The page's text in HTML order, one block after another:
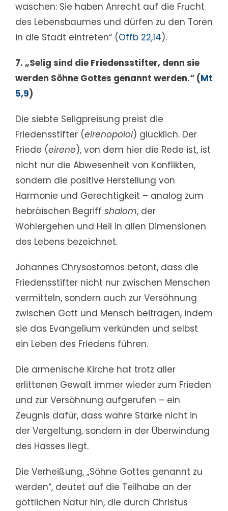
waschen: Sie haben Anrecht auf die Frucht
des Lebensbaumes und dürfen zu den Toren
in die Stadt eintreten“ (Offb 22,14).
7. „Selig sind die Friedensstifter, denn sie
werden Söhne Gottes genannt werden.“ (Mt
5,9)
Die siebte Seligpreisung preist die
Friedensstifter (eirenopoioi) glücklich. Der
Friede (eirene), von dem hier die Rede ist, ist
nicht nur die Abwesenheit von Konflikten,
sondern die positive Herstellung von
Harmonie und Gerechtigkeit – analog zum
hebräischen Begriff shalom, der
Wohlergehen und Heil in allen Dimensionen
des Lebens bezeichnet.
Johannes Chrysostomos betont, dass die
Friedensstifter nicht nur zwischen Menschen
vermitteln, sondern auch zur Versöhnung
zwischen Gott und Mensch beitragen, indem
sie das Evangelium verkünden und selbst
ein Leben des Friedens führen.
Die armenische Kirche hat trotz aller
erlittenen Gewalt immer wieder zum Frieden
und zur Versöhnung aufgerufen – ein
Zeugnis dafür, dass wahre Stärke nicht in
der Vergeltung, sondern in der Überwindung
des Hasses liegt.
Die Verheißung, „Söhne Gottes genannt zu
werden“, deutet auf die Teilhabe an der
göttlichen Natur hin, die durch Christus